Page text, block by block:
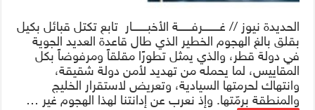
الحديدة نيوز // غــــــــرفــــــة الأخبـــــــار تابع تكتل قبائل بكيل
بقلق بالغ الهجوم الخطير الذي طال قاعدة العديد الجوية
في دولة قطر، والذي يمثل تطورًا مقلقاً ومرفوضاً بكل
المقاييس، لما يحمله من تهديد لأمن دولة شقيقة،
وانتهاك لحرمتها السيادية، وتعريض لاستقرار الخليج
والمنطقة برمّتها. وإذ نعرب عن إدانتنا لهذا الهجوم غير …